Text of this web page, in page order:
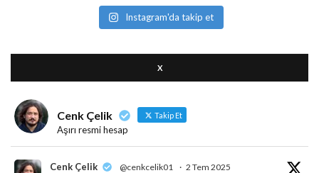
Instagram'da takip et
X
Cenk Çelik Takip Et
Aşırı resmi hesap
Cenk Çelik @cenkcelik01 · 2 Tem 2025